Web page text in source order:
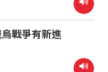
戰爭有新進